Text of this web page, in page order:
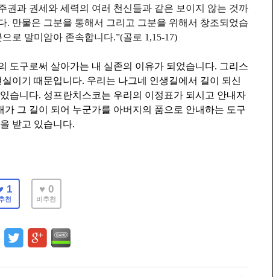
권과 권세와 세력의 여러 천신들과 같은 보이지 않는 것까
. 만물은 그분을 통해서 그리고 그분을 위해서 창조되었습
로 말미암아 존속합니다.”(골로 1,15-17)
도구로써 살아가는 내 실존의 이유가 되었습니다. 그리스
이기 때문입니다. 우리는 나그네 인생길에서 길이 되신
습니다. 성프란치스코는 우리의 이정표가 되시고 안내자
가 그 길이 되어 누군가를 아버지의 품으로 안내하는 도구
받고 있습니다.
1
천
♥ 0
비추천